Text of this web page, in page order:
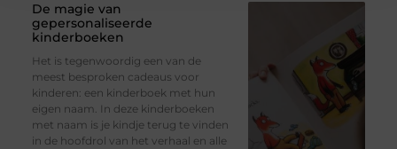
De magie van
gepersonaliseerde
kinderboeken
Het is tegenwoordig een van de
meest besproken cadeaus voor
kinderen: een kinderboek met hun
eigen naam. In deze kinderboeken
met naam is je kindje terug te vinden
in de hoofdrol van het verhaal en alle